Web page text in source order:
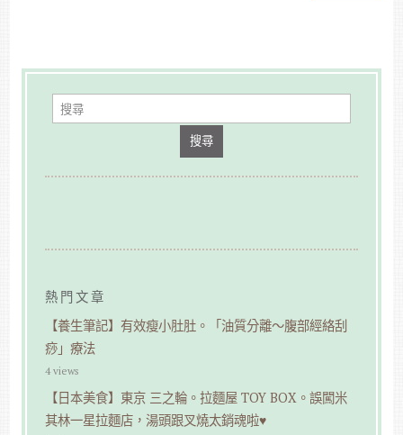
搜尋
熱門文章
【養生筆記】有效瘦小肚肚。「油質分離～腹部經絡刮
痧」療法
4 views
【日本美食】東京 三之輪。拉麵屋 TOY BOX。誤闖米
其林一星拉麵店，湯頭跟叉燒太銷魂啦♥